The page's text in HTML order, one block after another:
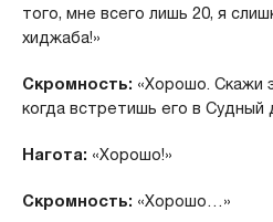
того, мне всего лишь 20, я
хиджаба!»
Скромность: «Хорошо. Скажи
когда встретишь его в Судный
Нагота: «Хорошо!»
Скромность: «Хорошо…»